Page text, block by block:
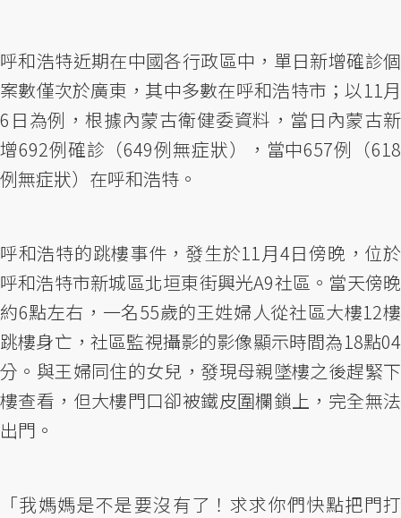
呼和浩特近期在中國各行政區中，單日新增確診個
案數僅次於廣東，其中多數在呼和浩特市；以11月
6日為例，根據內蒙古衛健委資料，當日內蒙古新
增692例確診（649例無症狀），當中657例（618
例無症狀）在呼和浩特。
呼和浩特的跳樓事件，發生於11月4日傍晚，位於
呼和浩特市新城區北垣東街興光A9社區。當天傍晚
約6點左右，一名55歲的王姓婦人從社區大樓12樓
跳樓身亡，社區監視攝影的影像顯示時間為18點04
分。與王婦同住的女兒，發現母親墜樓之後趕緊下
樓查看，但大樓門口卻被鐵皮圍欄鎖上，完全無法
出門。
「我媽媽是不是要沒有了！求求你們快點把門打